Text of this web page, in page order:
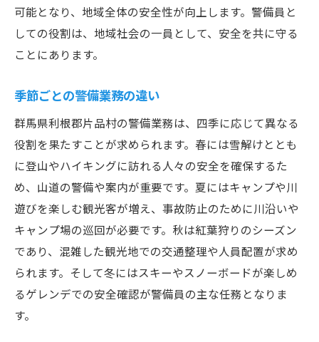
可能となり、地域全体の安全性が向上します。警備員と
しての役割は、地域社会の一員として、安全を共に守る
ことにあります。
季節ごとの警備業務の違い
群馬県利根郡片品村の警備業務は、四季に応じて異なる
役割を果たすことが求められます。春には雪解けととも
に登山やハイキングに訪れる人々の安全を確保するた
め、山道の警備や案内が重要です。夏にはキャンプや川
遊びを楽しむ観光客が増え、事故防止のために川沿いや
キャンプ場の巡回が必要です。秋は紅葉狩りのシーズン
であり、混雑した観光地での交通整理や人員配置が求め
られます。そして冬にはスキーやスノーボードが楽しめ
るゲレンデでの安全確認が警備員の主な任務となりま
す。